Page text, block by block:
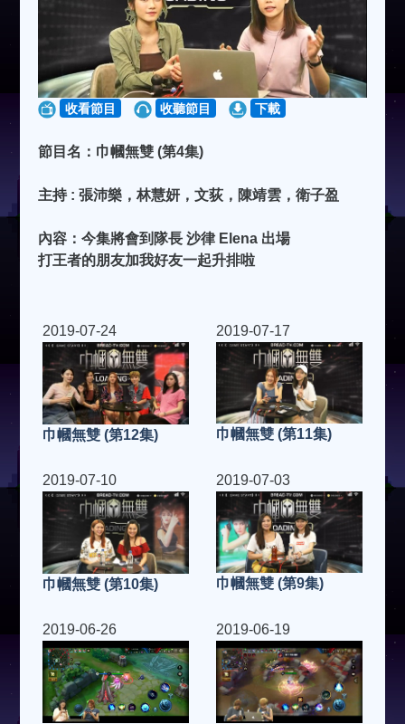
收看節目 收聽節目 下載
節目名：巾幗無雙 (第4集)
主持 : 張沛樂，林慧妍，文荻，陳靖雲，衛子盈
內容：今集將會到隊長 沙律 Elena 出場
打王者的朋友加我好友一起升排啦
2019-07-24
巾幗無雙 (第12集)
2019-07-17
巾幗無雙 (第11集)
2019-07-10
巾幗無雙 (第10集)
2019-07-03
巾幗無雙 (第9集)
2019-06-26 2019-06-19